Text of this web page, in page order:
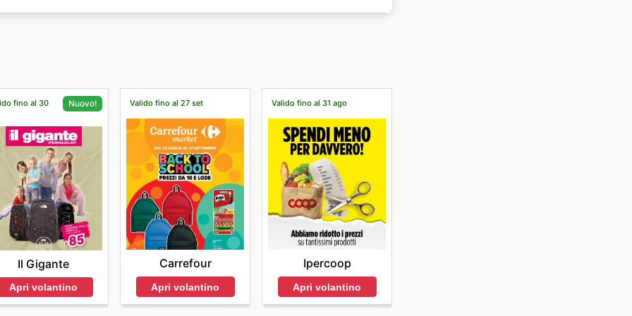
fino al 30 Nuovo!
Il Gigante
Apri volantino
Valido fino al 27 set
Carrefour
Apri volantino
Valido fino al 31 ago
Ipercoop
Apri volantino